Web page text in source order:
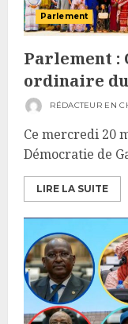
Parlement
Parlement :
ordinaire
RÉDACTEUR EN
Ce mercredi 20
Démocratie de
LIRE LA SUITE